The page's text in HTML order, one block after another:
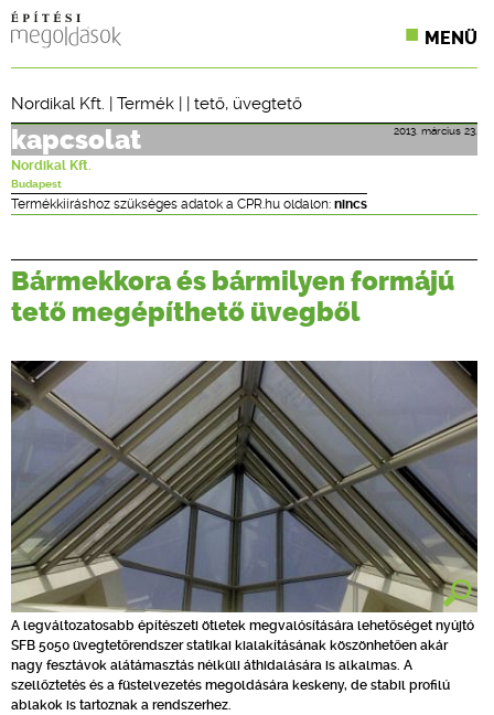
MENÜ
ONLINE KÉPZÉSEK
TERVEZÉSI SEGÉDLETEK
Nordikal Kft. | Termék | | tető, üvegtető
2013. március 23.
kapcsolat
Nordikal Kft.
Budapest
Termékkiíráshoz szükséges adatok a CPR.hu oldalon: nincs
Bármekkora és bármilyen formájú
tető megépíthető üvegből
A legváltozatosabb építészeti ötletek megvalósítására lehetőséget nyújtó
SFB 5050 üvegtetőrendszer statikai kialakításának köszönhetően akár
nagy fesztávok alátámasztás nélküli áthidalására is alkalmas. A
szellőztetés és a füstelvezetés megoldására keskeny, de stabil profilú
ablakok is tartoznak a rendszerhez.